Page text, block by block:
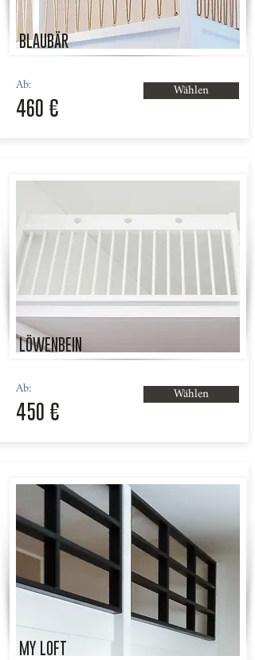
BLAUBÄR
Ab:
460 €
Wählen
LÖWENBEIN
Ab:
450 €
Wählen
MY LOFT